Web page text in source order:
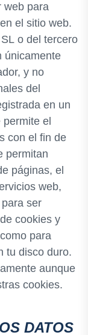
web para
el sitio web.
o del tercero
únicamente
y no
del
en un
el
con el fin de
permitan
páginas, el
web,
ser
cookies y
para
tu disco duro.
aunque
cookies.
DATOS